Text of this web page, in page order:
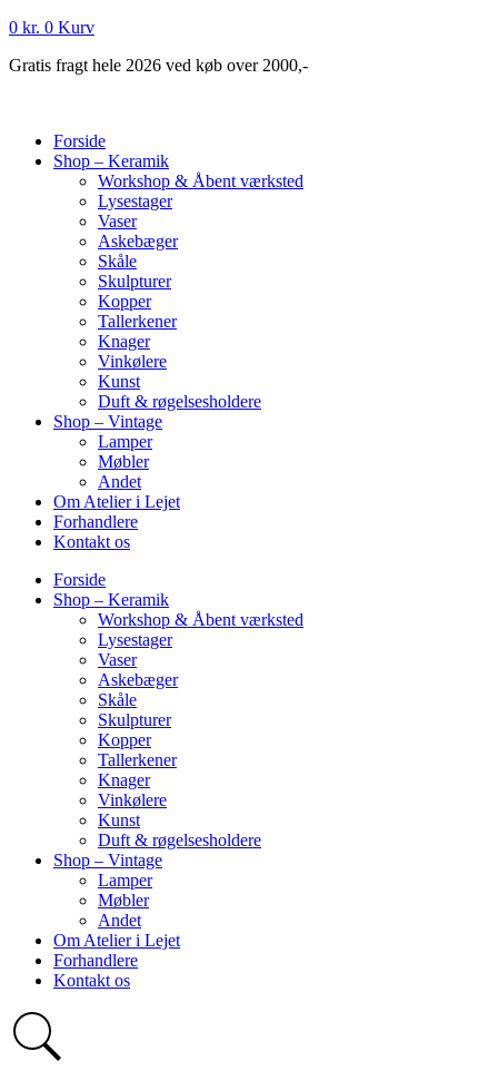
0 kr. 0 Kurv
Gratis fragt hele 2026 ved køb over 2000,-
Forside
Shop – Keramik
Workshop & Åbent værksted
Lysestager
Vaser
Askebæger
Skåle
Skulpturer
Kopper
Tallerkener
Knager
Vinkølere
Kunst
Duft & røgelsesholdere
Shop – Vintage
Lamper
Møbler
Andet
Om Atelier i Lejet
Forhandlere
Kontakt os
Forside
Shop – Keramik
Workshop & Åbent værksted
Lysestager
Vaser
Askebæger
Skåle
Skulpturer
Kopper
Tallerkener
Knager
Vinkølere
Kunst
Duft & røgelsesholdere
Shop – Vintage
Lamper
Møbler
Andet
Om Atelier i Lejet
Forhandlere
Kontakt os